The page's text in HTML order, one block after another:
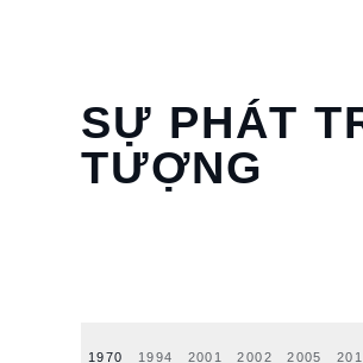
SỰ PHÁT
TƯỢNG
1970 1994 2001 2002 2005